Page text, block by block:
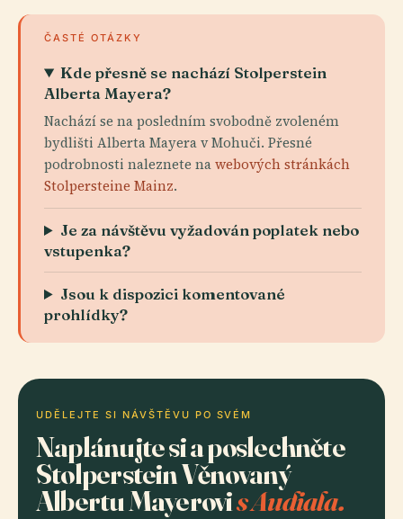
ČASTÉ OTÁZKY
Kde přesně se nachází Stolperstein
Alberta Mayera?
Nachází se na posledním svobodně zvoleném
bydlišti Alberta Mayera v Mohuči. Přesné
podrobnosti naleznete nawebových stránkách
Stolpersteine Mainz.
Je za návštěvu vyžadován poplatek nebo
vstupenka?
Jsou k dispozici komentované
prohlídky?
UDĚLEJTE SI NÁVŠTĚVU PO SVÉM
Naplánujte si a poslechněte
Stolperstein Věnovaný
Albertu Mayerovis Audiala.